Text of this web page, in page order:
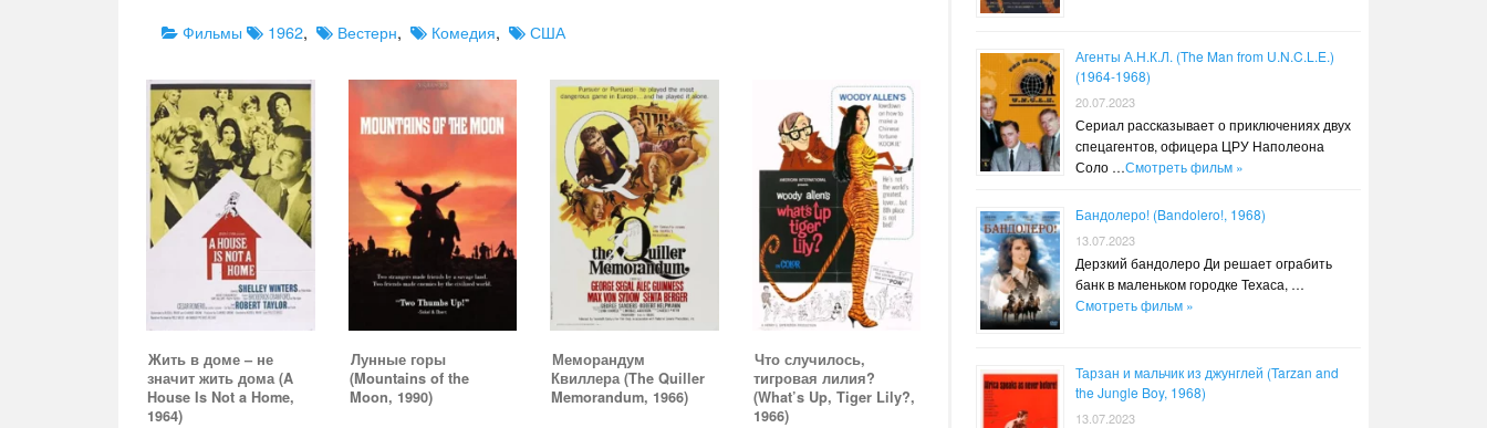
Categories
Фильмы Tags1962, Вестерн, Комедия, США
Жить в доме – не
значит жить дома (A
House Is Not a Home,
1964)
Лунные горы
(Mountains of the
Moon, 1990)
Меморандум
Квиллера (The Quiller
Memorandum, 1966)
Что случилось,
тигровая лилия?
(What’s Up, Tiger Lily?,
1966)
Агенты А.Н.К.Л. (The Man from U.N.C.L.E.)
(1964-1968)
20.07.2023
Сериал рассказывает о приключениях двух
спецагентов, офицера ЦРУ Наполеона
Соло …Смотреть фильм »
Бандолеро! (Bandolero!, 1968)
13.07.2023
Дерзкий бандолеро Ди решает ограбить
банк в маленьком городке Техаса, …
Смотреть фильм »
Тарзан и мальчик из джунглей (Tarzan and
the Jungle Boy, 1968)
13.07.2023